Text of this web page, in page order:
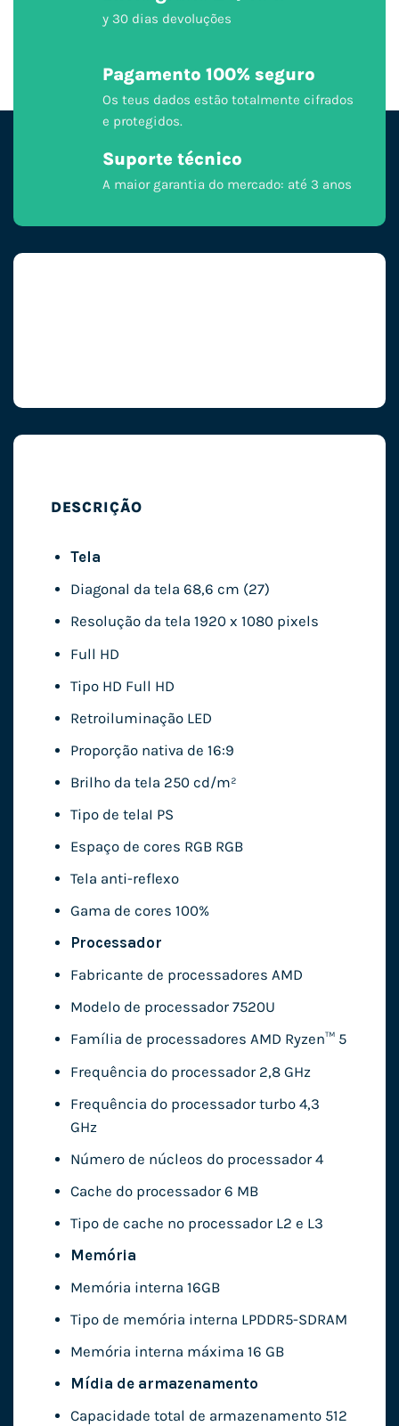
y 30 dias devoluções
Pagamento 100% seguro
Os teus dados estão totalmente cifrados
e protegidos.
Suporte técnico
A maior garantia do mercado: até 3 anos
DESCRIÇÃO
Tela
Diagonal da tela 68,6 cm (27)
Resolução da tela 1920 x 1080 pixels
Full HD
Tipo HD Full HD
Retroiluminação LED
Proporção nativa de 16:9
Brilho da tela 250 cd/m²
Tipo de telaI PS
Espaço de cores RGB RGB
Tela anti-reflexo
Gama de cores 100%
Processador
Fabricante de processadores AMD
Modelo de processador 7520U
Família de processadores AMD Ryzen™ 5
Frequência do processador 2,8 GHz
Frequência do processador turbo 4,3
GHz
Número de núcleos do processador 4
Cache do processador 6 MB
Tipo de cache no processador L2 e L3
Memória
Memória interna 16GB
Tipo de memória interna LPDDR5-SDRAM
Memória interna máxima 16 GB
Mídia de armazenamento
Capacidade total de armazenamento 512